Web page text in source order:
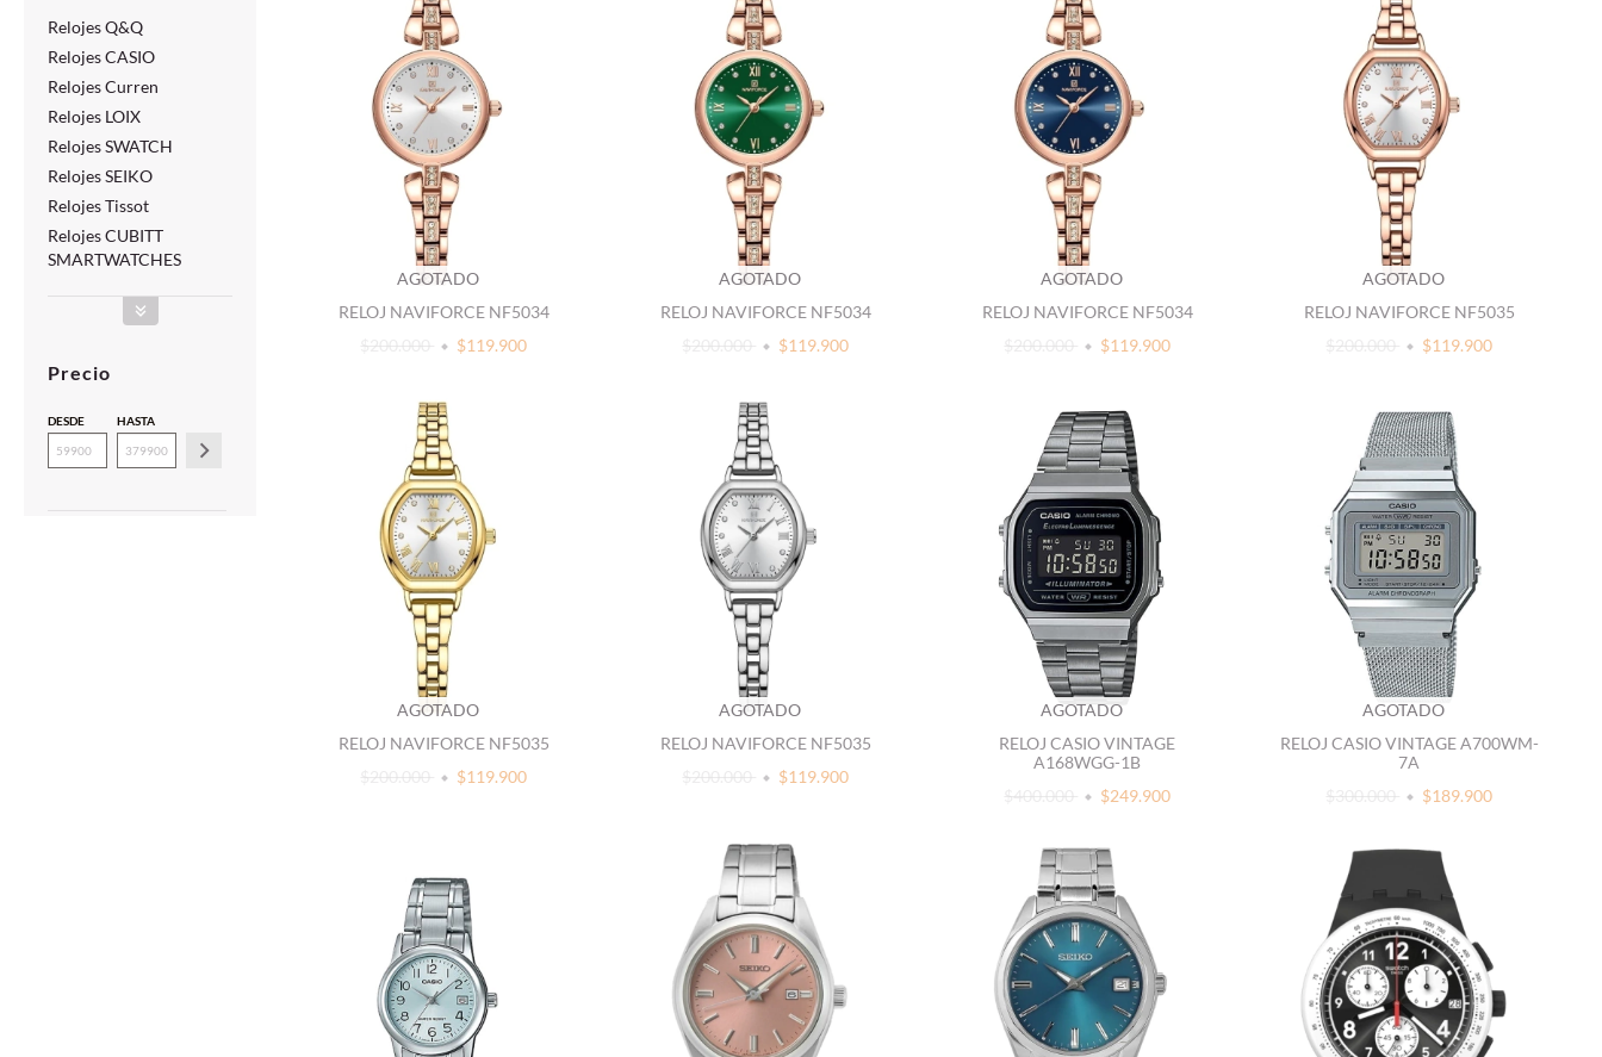
Relojes Q&Q
Relojes CASIO
Relojes Curren
Relojes LOIX
Relojes SWATCH
Relojes SEIKO
Relojes Tissot
Relojes CUBITT
SMARTWATCHES
Precio
DESDE HASTA
AGOTADO
RELOJ NAVIFORCE NF5034
$200.000
$119.900
AGOTADO
RELOJ NAVIFORCE NF5034
$200.000
$119.900
AGOTADO
RELOJ NAVIFORCE NF5034
$200.000
$119.900
AGOTADO
RELOJ NAVIFORCE NF5035
$200.000
$119.900
AGOTADO
RELOJ NAVIFORCE NF5035
$200.000
$119.900
AGOTADO
RELOJ NAVIFORCE NF5035
$200.000
$119.900
AGOTADO
RELOJ CASIO VINTAGE
A168WGG-1B
$400.000
$249.900
AGOTADO
RELOJ CASIO VINTAGE A700WM-
7A
$300.000
$189.900